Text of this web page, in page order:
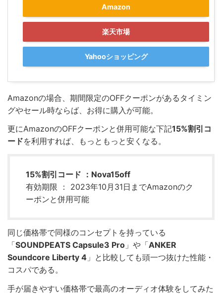
Amazon
楽天市場
Yahooショッピング
Amazonの場合、期間限定のOFFクーポンがあるタイミン
グやセール時ならば、お得に購入が可能。
更にAmazonのOFFクーポンと併用可能な下記15%割引コ
ードを利用すれば、もっともっと安くなる。
15%割引コード ：Nova15off
有効期限 ： 2023年10月31日までAmazonのク
ーポンと併用可能
同じ価格帯で同様のコンセプトを持っている
「SOUNDPEATS Capsule3 Pro 」や「ANKER
Soundcore Liberty 4 」と比較しても頭一つ抜けた性能・
コスパである。
手が届きやすい価格帯で最高のオーディオ体験をしてみた